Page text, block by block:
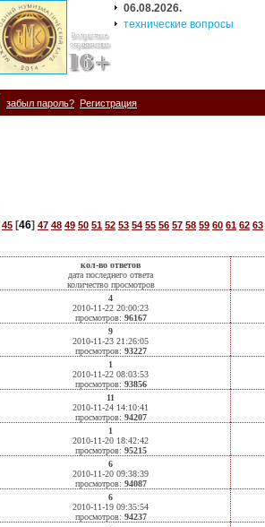
06.08.2026.
технические вопросы
забыл пароль? Регистрация
45 [46] 47 48 49 50 51 52 53 54 55 56 57 58 59 60 61 62 63
кол-во ответов
дата последнего ответа
количество просмотров
4
2010-11-22 20:00:23
просмотров: 96167
9
2010-11-23 21:26:05
просмотров: 93227
1
2010-11-22 08:03:53
просмотров: 93856
11
2010-11-24 14:10:41
просмотров: 94207
1
2010-11-20 18:42:42
просмотров: 95215
6
2010-11-20 09:38:39
просмотров: 94087
6
2010-11-19 09:35:54
просмотров: 94237